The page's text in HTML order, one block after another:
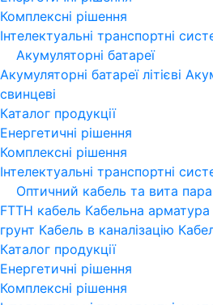
Комплексні рішення
Інтелектуальні транспортні
Акумуляторні батареї
Акумуляторні батареї літієві
свинцеві
Каталог продукції
Енергетичні рішення
Комплексні рішення
Інтелектуальні транспортні
Оптичний кабель та вита пара
FTTH кабель Кабельна арматура
грунт Кабель в каналізацію
Каталог продукції
Енергетичні рішення
Комплексні рішення